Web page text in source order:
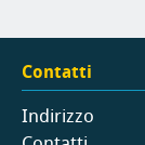
Contatti
Indirizzo